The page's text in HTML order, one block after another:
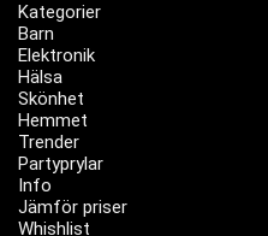
Kategorier
Barn
Elektronik
Hälsa
Skönhet
Hemmet
Trender
Partyprylar
Info
Jämför priser
Whishlist